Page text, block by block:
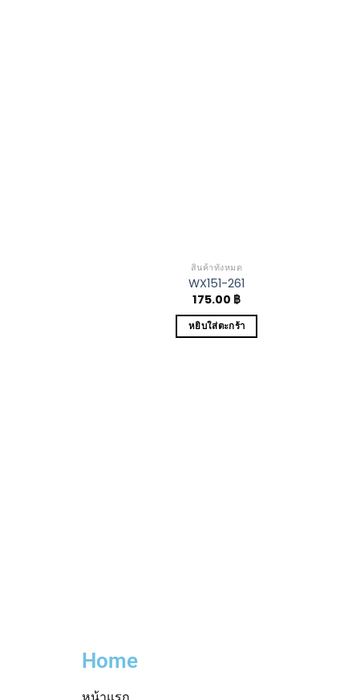
สินค้าทั้งหมด
WX151-261
175.00 ฿
หยิบใส่ตะกร้า
Home
หน้าแรก